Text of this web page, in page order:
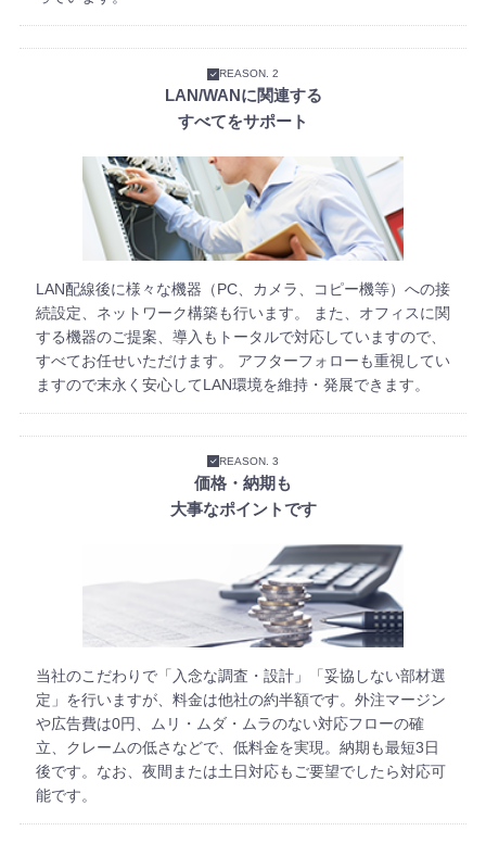
REASON. 2
LAN/WANに関連する
すべてをサポート
LAN配線後に様々な機器（PC、カメラ、コピー機等）への接
続設定、ネットワーク構築も行います。 また、オフィスに関
する機器のご提案、導入もトータルで対応していますので、
すべてお任せいただけます。 アフターフォローも重視してい
ますので末永く安心してLAN環境を維持・発展できます。
REASON. 3
価格・納期も
大事なポイントです
当社のこだわりで「入念な調査・設計」「妥協しない部材選
定」を行いますが、料金は他社の約半額です。外注マージン
や広告費は0円、ムリ・ムダ・ムラのない対応フローの確
立、クレームの低さなどで、低料金を実現。納期も最短3日
後です。なお、夜間または土日対応もご要望でしたら対応可
能です。